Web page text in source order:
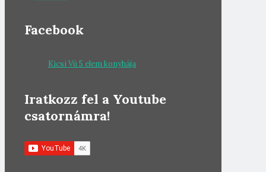
Facebook
Kicsi Vú 5 elem konyhája
Iratkozz fel a Youtube
csatornámra!